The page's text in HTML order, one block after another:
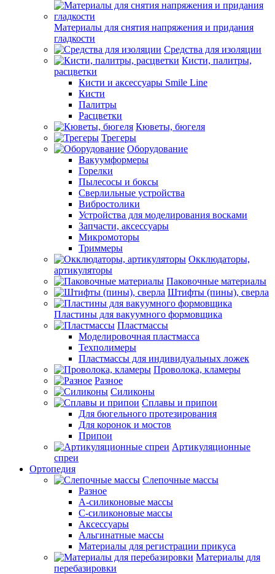
Материалы для снятия напряжения и придания
гладкости
Средства для изоляции
Кисти, палитры,
расцветки
Кисти и аксессуары Smile Line
Кисти
Палитры
Расцветки
Кюветы, бюгеля
Трегеры
Оборудование
Вакуумформеры
Горелки
Пылесосы и боксы
Сверлильные устройства
Вибростолики
Устройства для моделирования восками
Запчасти, аксессуары
Микромоторы
Триммеры
Окклюдаторы,
артикуляторы
Паковочные материалы
Штифты (пины), сверла
Пластины для вакуумного формовщика
Пластмассы
Моделировочная пластмасса
Техполимеры
Пластмассы для индивидуальных ложек
Проволока, кламеры
Разное
Силиконы
Сплавы и припои
Для бюгельного протезирования
Для коронок и мостов
Припои
Артикуляционные
спреи
Ортопедия
Слепочные массы
Разное
А-силиконовые массы
С-силиконовые массы
Аксессуары
Альгинатные массы
Материалы для регистрации прикуса
Материалы для
перебазировки